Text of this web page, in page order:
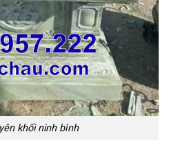
khối ninh bình